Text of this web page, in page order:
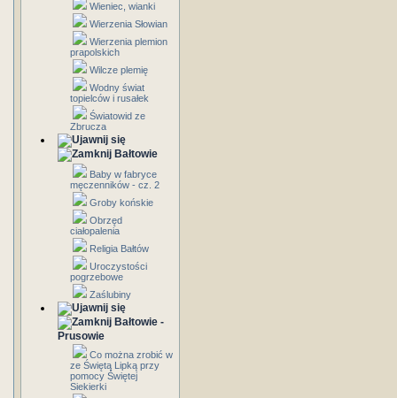
Wieniec, wianki
Wierzenia Słowian
Wierzenia plemion
prapolskich
Wilcze plemię
Wodny świat
topielców i rusałek
Światowid ze
Zbrucza
Bałtowie
Baby w fabryce
męczenników - cz. 2
Groby końskie
Obrzęd
ciałopalenia
Religia Bałtów
Uroczystości
pogrzebowe
Zaślubiny
Bałtowie -
Prusowie
Co można zrobić w
ze Świętą Lipką przy
pomocy Świętej
Siekierki